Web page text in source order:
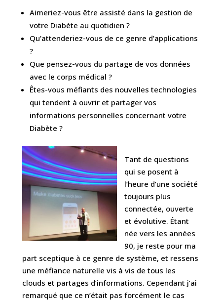
Aimeriez-vous être assisté dans la gestion de
votre Diabète au quotidien ?
Qu’attenderiez-vous de ce genre d’applications
?
Que pensez-vous du partage de vos données
avec le corps médical ?
Êtes-vous méfiants des nouvelles technologies
qui tendent à ouvrir et partager vos
informations personnelles concernant votre
Diabète ?
Tant de questions
qui se posent à
l’heure d’une société
toujours plus
connectée, ouverte
et évolutive. Étant
née vers les années
90, je reste pour ma
part sceptique à ce genre de système, et ressens
une méfiance naturelle vis à vis de tous les
clouds et partages d’informations. Cependant j’ai
remarqué que ce n’était pas forcément le cas